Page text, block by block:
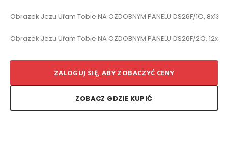
Elementy
Obrazek Jezu Ufam Tobie NA OZDOBNYM PANELU DS26F/1O, 8x13 @
Obrazek Jezu Ufam Tobie NA OZDOBNYM PANELU DS26F/2O, 12x19
ZALOGUJ SIĘ, ABY ZOBACZYĆ CENY
ZOBACZ GDZIE KUPIĆ